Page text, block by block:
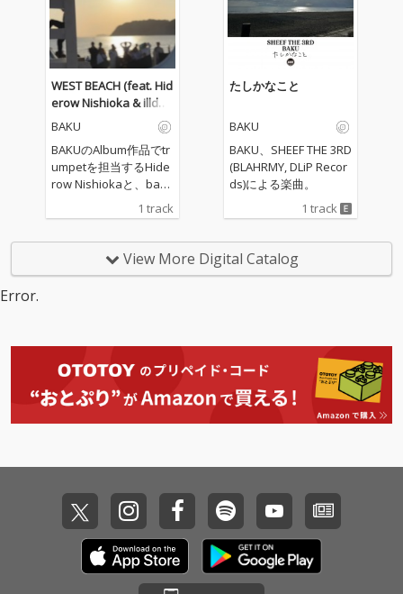
WEST BEACH (feat. Hid
erow Nishioka & illdes
pins)
BAKU
BAKUのAlbum作品でtr
umpetを担当するHide
row Nishiokaと、bass
を担当するilldespinsを
featに迎えたInstrume
ら、全世界の陽が沈む
西の浜辺への贈り物。
1 track
たしかなこと
BAKU
BAKU、SHEEF THE 3RD
(BLAHRMY, DLiP Recor
ds)による楽曲。
1 track
View More Digital Catalog
Error.